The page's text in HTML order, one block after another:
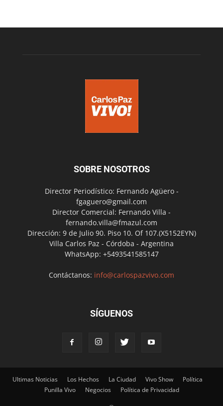
SOBRE NOSOTROS
Director Periodístico: Fernando Agüero -
fgaguero@gmail.com
Director Comercial: Fernando Villa -
fernando.villa@fmazul.com
Dirección: 9 de Julio 90. Piso 10. Of 107.(X5152EYN)
Villa Carlos Paz - Córdoba - Argentina
WhatsApp: +5493541585147
Contáctanos: info@carlospazvivo.com
SÍGUENOS
Ultimas Noticias Los Hechos La Ciudad Vivo Show
Política
Punilla Vivo
Negocios Política de Privacidad